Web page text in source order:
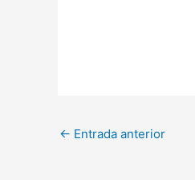
← Entrada anterior